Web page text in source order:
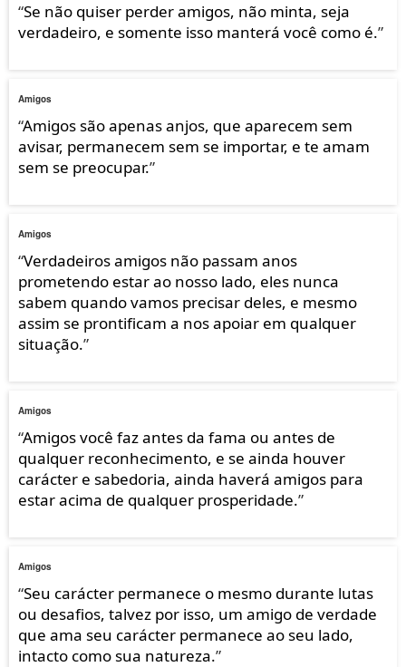
“Se não quiser perder amigos, não minta, seja
verdadeiro, e somente isso manterá você como é.”
Amigos
“Amigos são apenas anjos, que aparecem sem
avisar, permanecem sem se importar, e te amam
sem se preocupar.”
Amigos
“Verdadeiros amigos não passam anos
prometendo estar ao nosso lado, eles nunca
sabem quando vamos precisar deles, e mesmo
assim se prontificam a nos apoiar em qualquer
situação.”
Amigos
“Amigos você faz antes da fama ou antes de
qualquer reconhecimento, e se ainda houver
carácter e sabedoria, ainda haverá amigos para
estar acima de qualquer prosperidade.”
Amigos
“Seu carácter permanece o mesmo durante lutas
ou desafios, talvez por isso, um amigo de verdade
que ama seu carácter permanece ao seu lado,
intacto como sua natureza.”